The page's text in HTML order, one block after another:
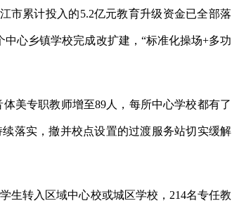
市累计投入的5.2亿元教育升级资金已全部落
心乡镇学校完成改扩建，“标准化操场+多功
美专职教师增至89人，每所中心学校都有了
落实，撤并校点设置的过渡服务站切实缓解
生转入区域中心校或城区学校，214名专任教